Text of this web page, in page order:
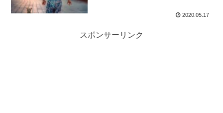
2020.05.17
スポンサーリンク